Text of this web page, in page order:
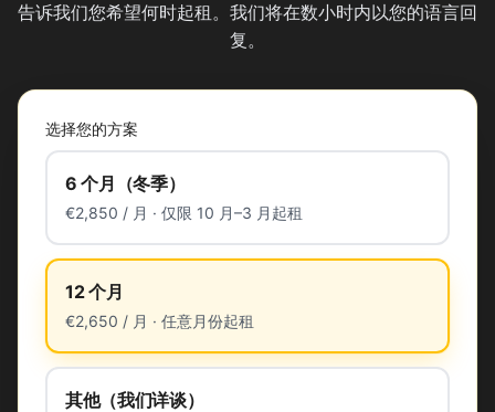
告诉我们您希望何时起租。我们将在数小时内以您的语言回
复。
选择您的方案
6 个月（冬季）
€2,850 / 月 · 仅限 10 月–3 月起租
12 个月
€2,650 / 月 · 任意月份起租
其他（我们详谈）